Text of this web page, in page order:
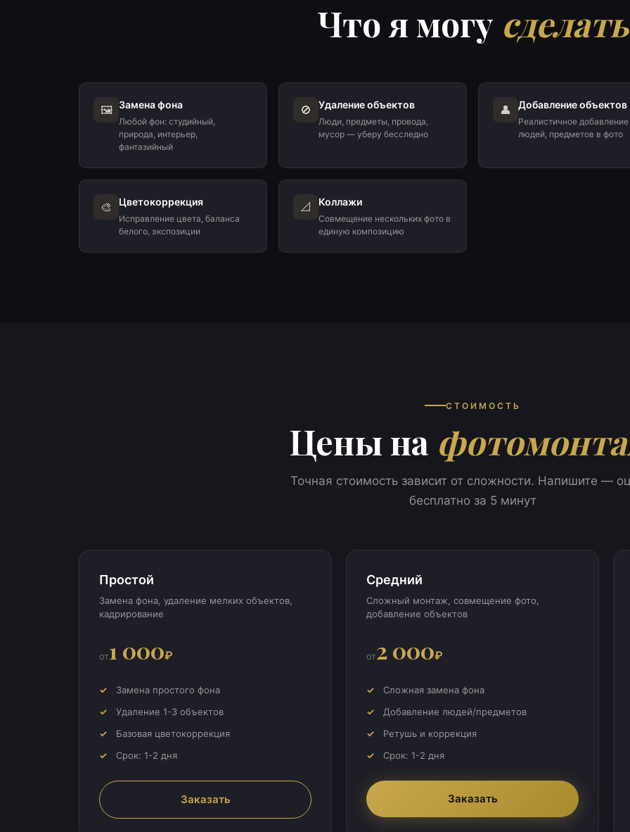
Что я могу сделать
🖼️ Замена фона
Любой фон: студийный,
природа, интерьер,
фантазийный
🚫 Удаление объектов
Люди, предметы, провода,
мусор — уберу бесследно
👤 Добавление объектов
Реалистичное добавление
людей, предметов в фото
🎨 Цветокоррекция
Исправление цвета, баланса
белого, экспозиции
📐 Коллажи
Совмещение нескольких фото в
единую композицию
СТОИМОСТЬ
Цены на
Точная стоимость зависит от сложности. Напишите —
бесплатно за 5 минут
Простой
Замена фона, удаление мелких объектов,
кадрирование
от1 000₽
Замена простого фона
Удаление 1-3 объектов
Базовая цветокоррекция
Срок: 1-2 дня
Заказать
Средний
Сложный монтаж, совмещение фото,
добавление объектов
от2 000₽
Сложная замена фона
Добавление людей/предметов
Ретушь и коррекция
Срок: 1-2 дня
Заказать